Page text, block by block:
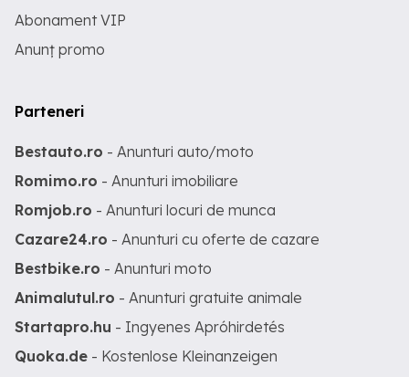
Abonament VIP
Anunț promo
Parteneri
Bestauto.ro - Anunturi auto/moto
Romimo.ro - Anunturi imobiliare
Romjob.ro - Anunturi locuri de munca
Cazare24.ro - Anunturi cu oferte de cazare
Bestbike.ro - Anunturi moto
Animalutul.ro - Anunturi gratuite animale
Startapro.hu - Ingyenes Apróhirdetés
Quoka.de - Kostenlose Kleinanzeigen